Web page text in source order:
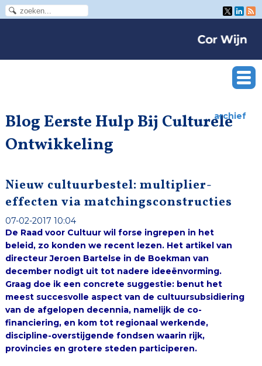
Blog Eerste Hulp Bij Culturele
Ontwikkeling
archief
Nieuw cultuurbestel: multiplier-
effecten via matchingsconstructies
07-02-2017 10:04
De Raad voor Cultuur wil forse ingrepen in het
beleid, zo konden we recent lezen. Het artikel van
directeur Jeroen Bartelse in de Boekman van
december nodigt uit tot nadere ideeënvorming.
Graag doe ik een concrete suggestie: benut het
meest succesvolle aspect van de cultuursubsidiering
van de afgelopen decennia, namelijk de co-
financiering, en kom tot regionaal werkende,
discipline-overstijgende fondsen waarin rijk,
provincies en grotere steden participeren.